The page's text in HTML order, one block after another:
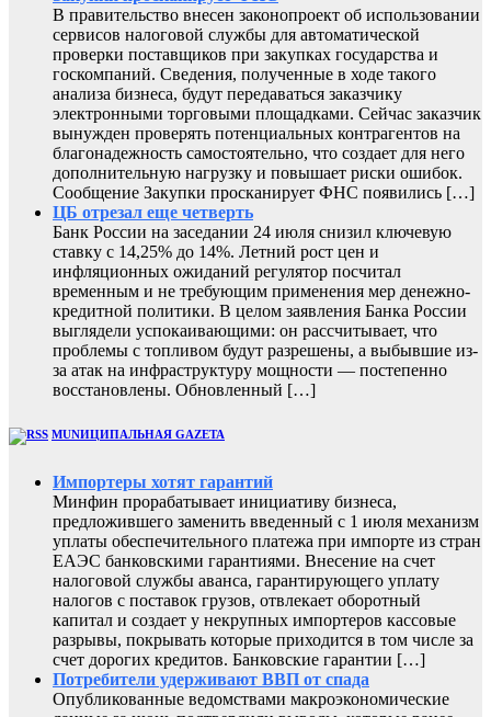
В правительство внесен законопроект об использовании
сервисов налоговой службы для автоматической
проверки поставщиков при закупках государства и
госкомпаний. Сведения, полученные в ходе такого
анализа бизнеса, будут передаваться заказчику
электронными торговыми площадками. Сейчас заказчик
вынужден проверять потенциальных контрагентов на
благонадежность самостоятельно, что создает для него
дополнительную нагрузку и повышает риски ошибок.
Сообщение Закупки просканирует ФНС появились […]
ЦБ отрезал еще четверть
Банк России на заседании 24 июля снизил ключевую
ставку с 14,25% до 14%. Летний рост цен и
инфляционных ожиданий регулятор посчитал
временным и не требующим применения мер денежно-
кредитной политики. В целом заявления Банка России
выглядели успокаивающими: он рассчитывает, что
проблемы с топливом будут разрешены, а выбывшие из-
за атак на инфраструктуру мощности — постепенно
восстановлены. Обновленный […]
MUNИЦИПАЛЬНАЯ GAZЕТА
Импортеры хотят гарантий
Минфин прорабатывает инициативу бизнеса,
предложившего заменить введенный с 1 июля механизм
уплаты обеспечительного платежа при импорте из стран
ЕАЭС банковскими гарантиями. Внесение на счет
налоговой службы аванса, гарантирующего уплату
налогов с поставок грузов, отвлекает оборотный
капитал и создает у некрупных импортеров кассовые
разрывы, покрывать которые приходится в том числе за
счет дорогих кредитов. Банковские гарантии […]
Потребители удерживают ВВП от спада
Опубликованные ведомствами макроэкономические